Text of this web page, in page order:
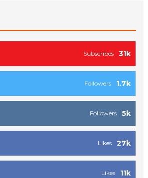
31k
Subscribes
1.7k
Followers
5k
Followers
27k
Likes
11k
Likes